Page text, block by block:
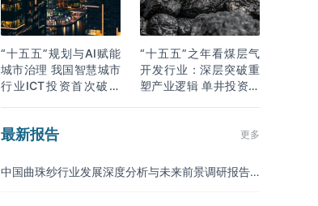
“十五五”规划与AI赋能
城市治理 我国智慧城市
行业ICT投资首次破万
“十五五”之年看煤层气
开发行业：深层突破重
塑产业逻辑 单井投资成
最新报告 更多
中国曲珠纱行业发展深度分析与未来前景调研报告